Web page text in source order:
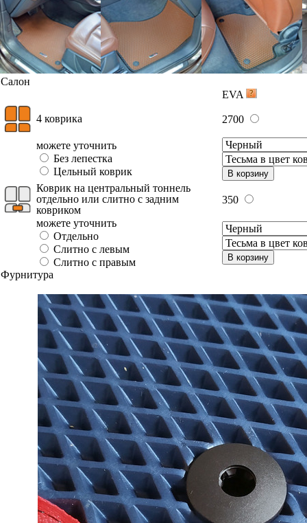
Салон
EVA
4 коврика 2700
можете уточнить
Без лепестка
Цельный коврик
В корзину
Коврик на центральный тоннель
отдельно или слитно с задним
ковриком
350
можете уточнить
Отдельно
Слитно с левым
Слитно с правым
В корзину
Фурнитура